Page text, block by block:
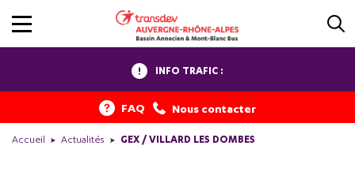
INFO TRAFIC :
FAQ Nous contacter
Accueil Actualités GEX / VILLARD LES DOMBES